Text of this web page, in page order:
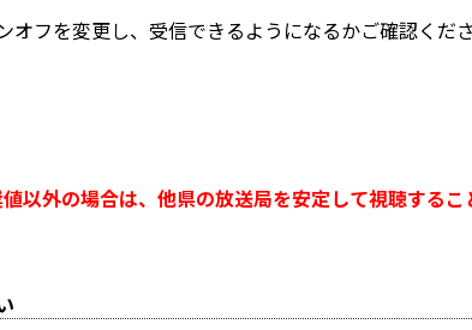
オフを変更し、受信できるようになるかご確認くださ
以外の場合は、他県の放送局を安定して視聴するこ